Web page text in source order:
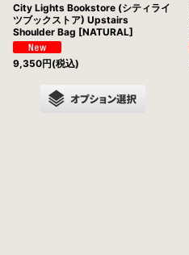
City Lights Bookstore (シティライ
ツブックストア) Upstairs
Shoulder Bag [NATURAL]
9,350円(税込)